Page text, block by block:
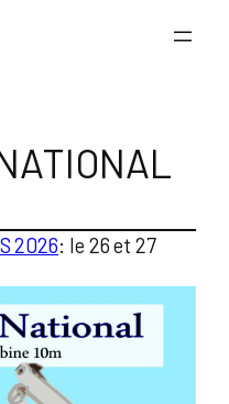
2026: le 26 et 27